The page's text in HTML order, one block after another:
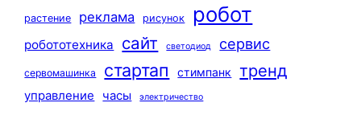
растение реклама рисунок робот
робототехника сайт светодиод сервис
сервомашинка стартап стимпанк тренд
управление часы электричество